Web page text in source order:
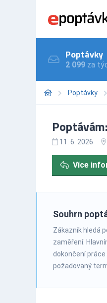
Poptávky
2 099 za
Poptávky
11. 6. 2026
Více
Souhrn
Zákazník hledá
zaměření.
dokončení
požadovaný